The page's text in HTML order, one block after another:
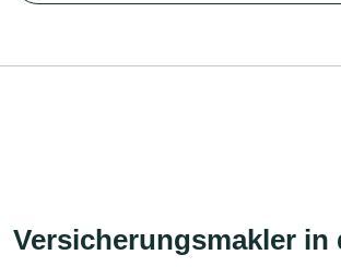
Versicherungsmakler in